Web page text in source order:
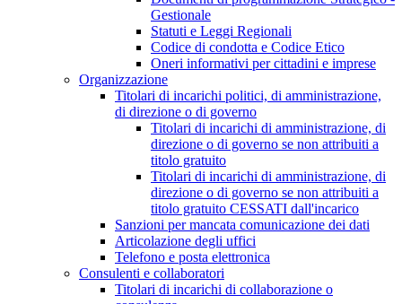
Gestionale
Statuti e Leggi Regionali
Codice di condotta e Codice Etico
Oneri informativi per cittadini e imprese
Organizzazione
Titolari di incarichi politici, di amministrazione,
di direzione o di governo
Titolari di incarichi di amministrazione, di
direzione o di governo se non attribuiti a
titolo gratuito
Titolari di incarichi di amministrazione, di
direzione o di governo se non attribuiti a
titolo gratuito CESSATI dall'incarico
Sanzioni per mancata comunicazione dei dati
Articolazione degli uffici
Telefono e posta elettronica
Consulenti e collaboratori
Titolari di incarichi di collaborazione o